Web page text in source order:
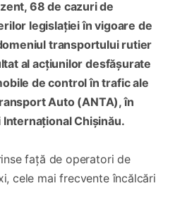
68 de cazuri de
legislației în vigoare de
transportului rutier
al acțiunilor desfășurate
de control în trafic ale
Auto (ANTA), în
Chișinău.
față de operatori de
cele mai frecvente încălcări